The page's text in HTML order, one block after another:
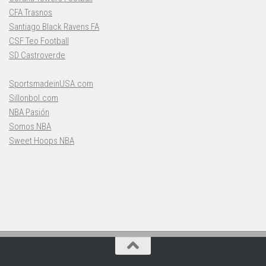
CFA Trasnos
Santiago Black Ravens FA
CSF Teo Football
SD Castroverde
SportsmadeinUSA.com
Sillonbol.com
NBA Pasión
Somos NBA
Sweet Hoops NBA